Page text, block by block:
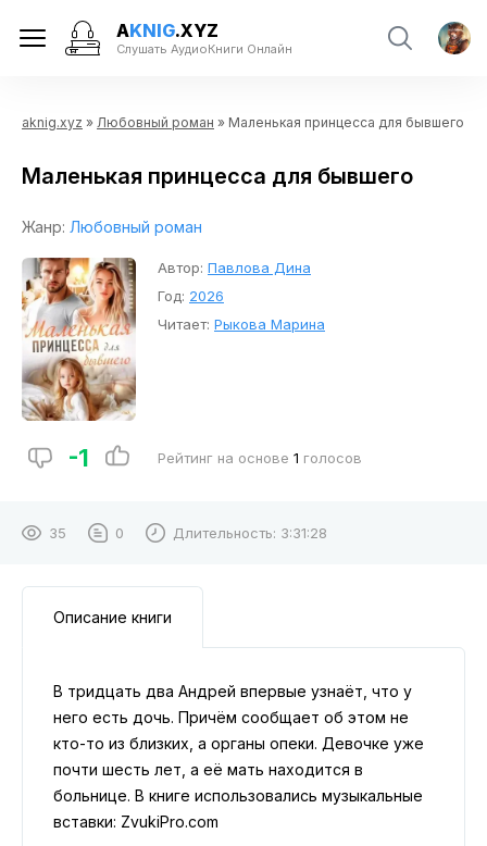
AKNIG.XYZ
Слушать АудиоКниги Онлайн
aknig.xyz » Любовный роман » Маленькая принцесса для бывшего
Маленькая принцесса для бывшего
Жанр: Любовный роман
Автор: Павлова Дина
Год: 2026
Читает: Рыкова Марина
-1 Рейтинг на основе 1 голосов
35 0 Длительность: 3:31:28
Описание книги
В тридцать два Андрей впервые узнаёт, что у
него есть дочь. Причём сообщает об этом не
кто-то из близких, а органы опеки. Девочке уже
почти шесть лет, а её мать находится в
больнице. В книге использовались музыкальные
вставки: ZvukiPro.com